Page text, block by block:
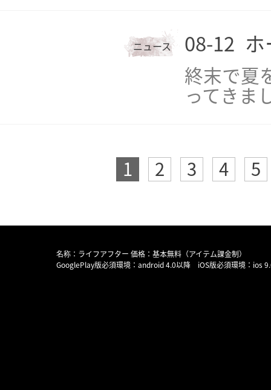
ニュース 08-12 ホ
終末で夏
ってきま
1 2 3 4 5
名称：ライフアフター 価格：基本無料（アイテム課金制）
GooglePlay版必須環境：android 4.0以降 iOS版必須環境：ios